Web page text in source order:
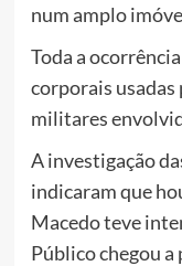
num amplo
Toda a
corporais
militares
A investigação
indicaram que
Macedo teve
Público chegou a